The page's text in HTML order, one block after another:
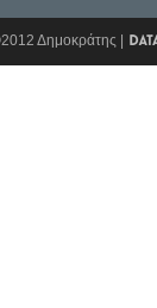
Δημοκράτης |